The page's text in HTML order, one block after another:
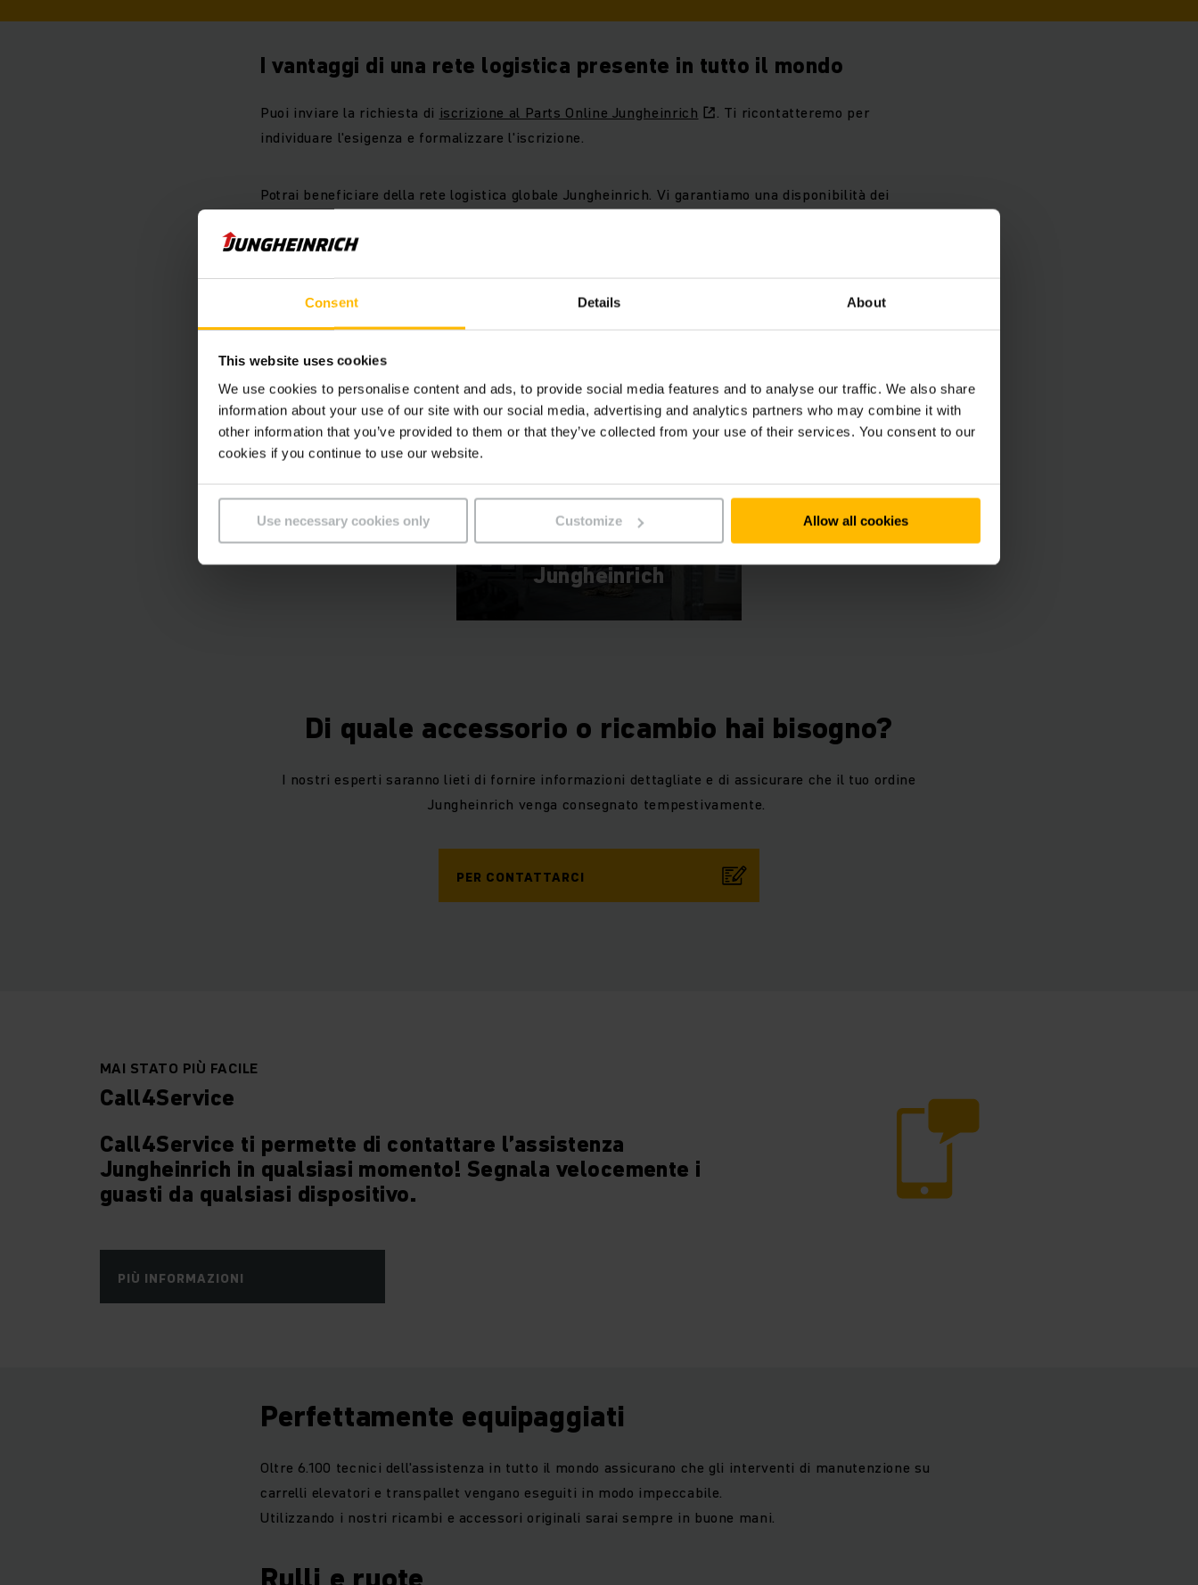
Consent Details About
This website uses cookies
We use cookies to personalise content and ads, to provide social media features and to analyse our traffic. We also share
information about your use of our site with our social media, advertising and analytics partners who may combine it with
other information that you’ve provided to them or that they’ve collected from your use of their services. You consent to our
cookies if you continue to use our website.
Use necessary cookies only Customize Allow all cookies
I vantaggi di una rete logistica presente in tutto il mondo
Puoi inviare la richiesta di iscrizione al Parts Online Jungheinrich
. Ti ricontatteremo per
individuare l'esigenza e formalizzare l'iscrizione.
Potrai beneficiare della rete logistica globale Jungheinrich. Vi garantiamo una disponibilità dei
RICAMBI ORIGINALI IN 24 ORE
Parts Online
Jungheinrich
Di quale accessorio o ricambio hai bisogno?
I nostri esperti saranno lieti di fornire informazioni dettagliate e di assicurare che il tuo ordine
Jungheinrich venga consegnato tempestivamente.
PER CONTATTARCI
MAI STATO PIÙ FACILE
Call4Service
Call4Service ti permette di contattare l’assistenza
Jungheinrich in qualsiasi momento! Segnala velocemente i
guasti da qualsiasi dispositivo.
PIÙ INFORMAZIONI
Perfettamente equipaggiati
Oltre 6.100 tecnici dell'assistenza in tutto il mondo assicurano che gli interventi di manutenzione su
carrelli elevatori e transpallet vengano eseguiti in modo impeccabile.
Utilizzando i nostri ricambi e accessori originali sarai sempre in buone mani.